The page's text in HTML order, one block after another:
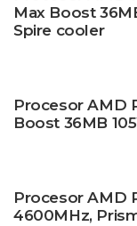
Max Boost
Spire cooler
Procesor AMD
Boost 36MB
Procesor AMD
4600MHz,